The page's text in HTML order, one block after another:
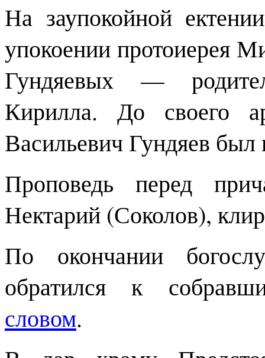
На заупокойной
упокоении протоиерея
Гундяевых —
Кирилла. До своего
Васильевич Гундяев был
Проповедь перед
Нектарий (Соколов),
По окончании
обратился к
словом.